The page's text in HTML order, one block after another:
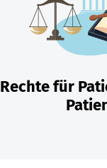
Rechte für